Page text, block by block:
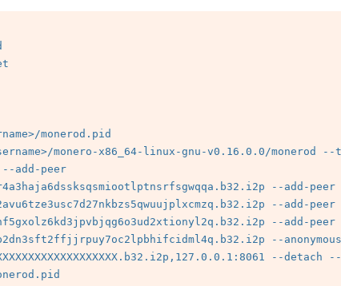
monerod.pid
monero-x86_64-linux-gnu-v0.16.0.0/monerod
add-peer
--add-peer
--add-peer
--add-peer
--
--